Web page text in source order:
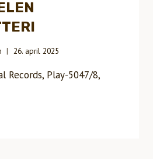
26. april 2025
Records, Play-5047/8,